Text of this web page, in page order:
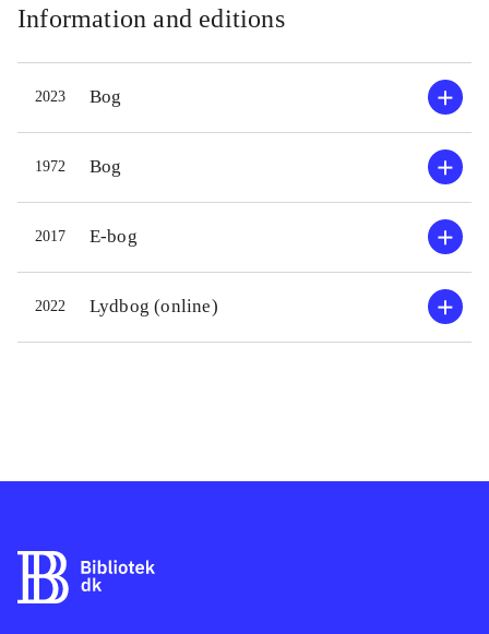
Information and editions
2023 Bog
1972 Bog
2017 E-bog
2022 Lydbog (online)